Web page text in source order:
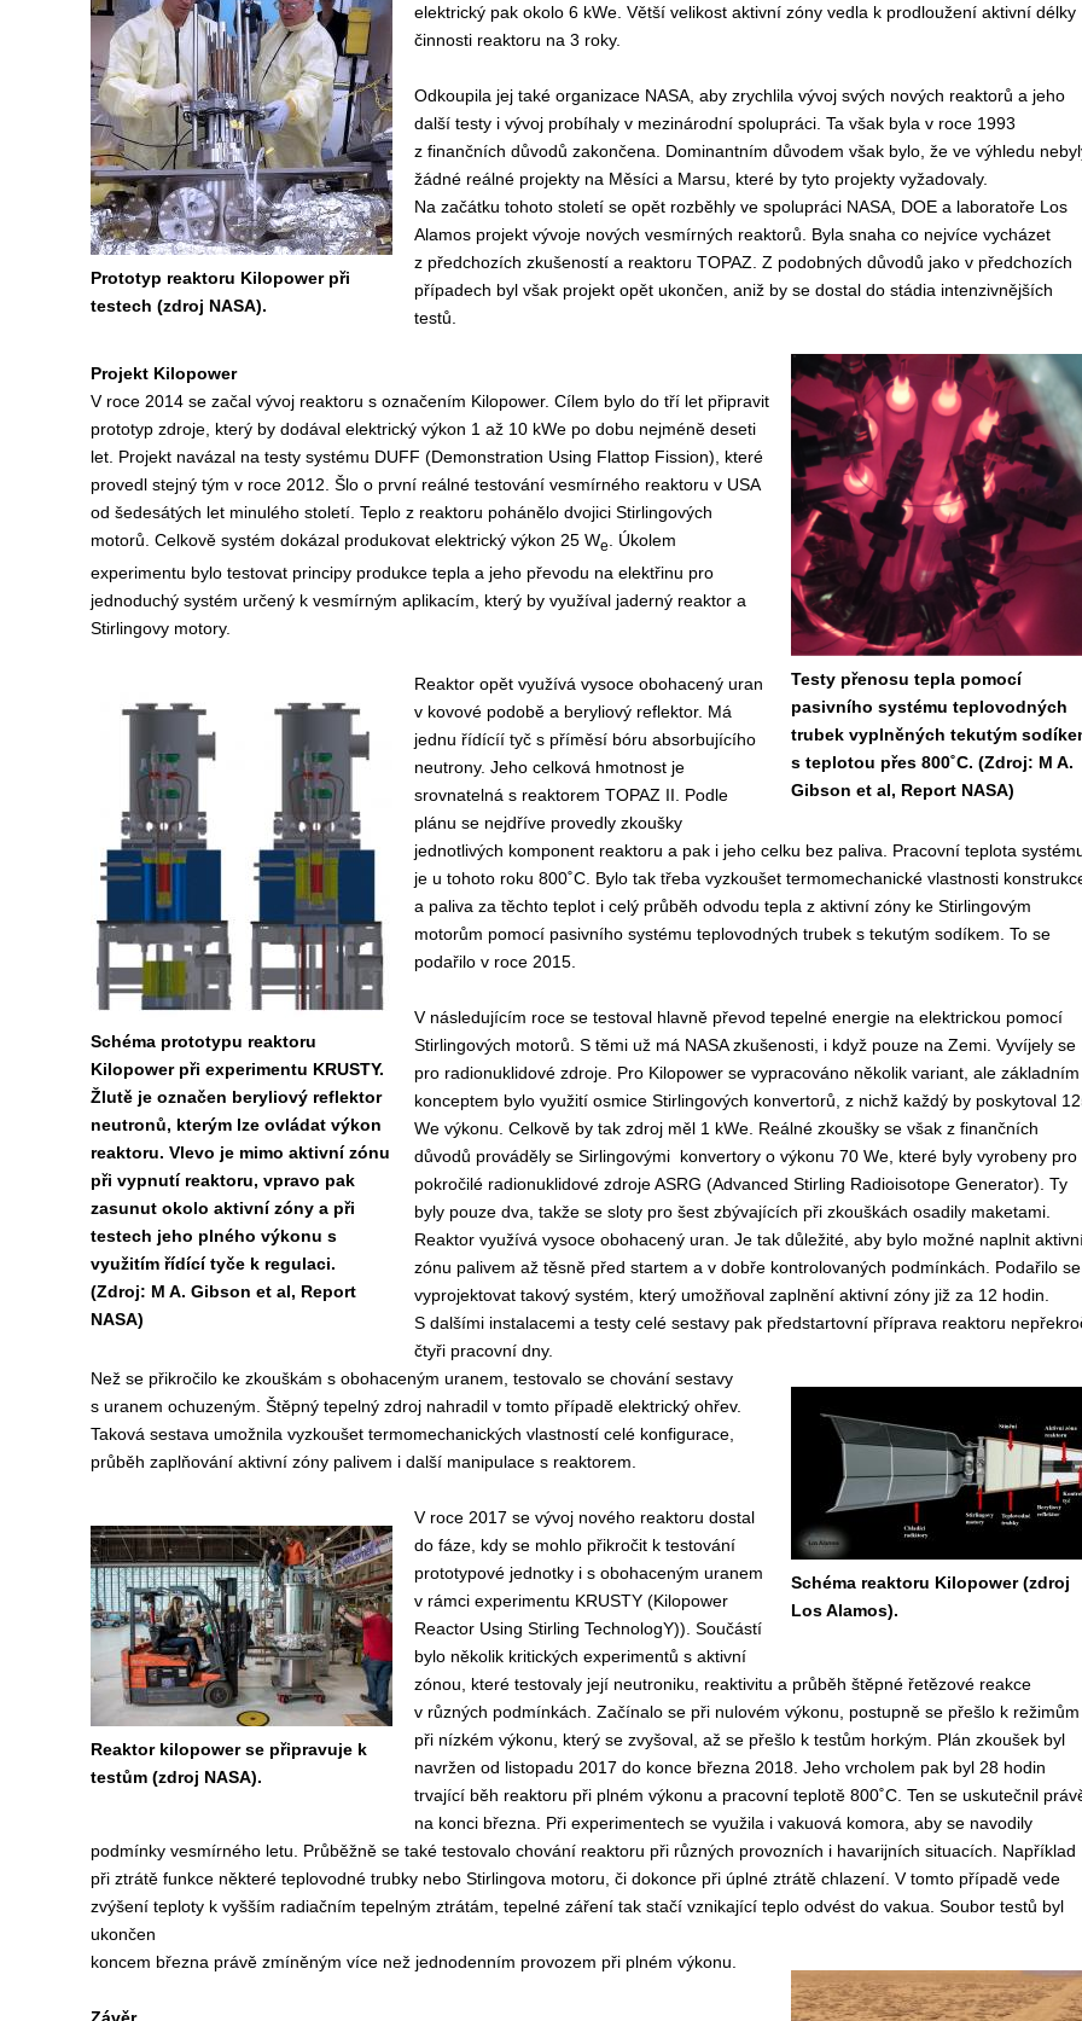
Prototyp reaktoru Kilopower při
testech (zdroj NASA).
elektrický pak okolo 6 kWe. Větší velikost aktivní zóny vedla k prodloužení aktivní délky
činnosti reaktoru na 3 roky.
Odkoupila jej také organizace NASA, aby zrychlila vývoj svých nových reaktorů a jeho
další testy i vývoj probíhaly v mezinárodní spolupráci. Ta však byla v roce 1993
z finančních důvodů zakončena. Dominantním důvodem však bylo, že ve výhledu
žádné reálné projekty na Měsíci a Marsu, které by tyto projekty vyžadovaly.
Na začátku tohoto století se opět rozběhly ve spolupráci NASA, DOE a laboratoře Los
Alamos projekt vývoje nových vesmírných reaktorů. Byla snaha co nejvíce vycházet
z předchozích zkušeností a reaktoru TOPAZ. Z podobných důvodů jako v předchozích
případech byl však projekt opět ukončen, aniž by se dostal do stádia intenzivnějších
testů.
Testy přenosu tepla pomocí
pasivního systému teplovodných
trubek vyplněných tekutým
s teplotou přes 800˚C. (Zdroj: M A.
Gibson et al, Report NASA)
Projekt Kilopower
V roce 2014 se začal vývoj reaktoru s označením Kilopower. Cílem bylo do tří let připravit
prototyp zdroje, který by dodával elektrický výkon 1 až 10 kWe po dobu nejméně deseti
let. Projekt navázal na testy systému DUFF (Demonstration Using Flattop Fission), které
provedl stejný tým v roce 2012. Šlo o první reálné testování vesmírného reaktoru v USA
od šedesátých let minulého století. Teplo z reaktoru pohánělo dvojici Stirlingových
motorů. Celkově systém dokázal produkovat elektrický výkon 25 We
. Úkolem
experimentu bylo testovat principy produkce tepla a jeho převodu na elektřinu pro
jednoduchý systém určený k vesmírným aplikacím, který by využíval jaderný reaktor a
Stirlingovy motory.
Schéma prototypu reaktoru
Kilopower při experimentu KRUSTY.
Žlutě je označen beryliový reflektor
neutronů, kterým lze ovládat výkon
reaktoru. Vlevo je mimo aktivní zónu
při vypnutí reaktoru, vpravo pak
zasunut okolo aktivní zóny a při
testech jeho plného výkonu s
využitím řídící tyče k regulaci.
(Zdroj: M A. Gibson et al, Report
NASA)
Reaktor opět využívá vysoce obohacený uran
v kovové podobě a beryliový reflektor. Má
jednu řídícíí tyč s příměsí bóru absorbujícího
neutrony. Jeho celková hmotnost je
srovnatelná s reaktorem TOPAZ II. Podle
plánu se nejdříve provedly zkoušky
jednotlivých komponent reaktoru a pak i jeho celku bez paliva. Pracovní teplota
je u tohoto roku 800˚C. Bylo tak třeba vyzkoušet termomechanické vlastnosti
a paliva za těchto teplot i celý průběh odvodu tepla z aktivní zóny ke Stirlingovým
motorům pomocí pasivního systému teplovodných trubek s tekutým sodíkem. To se
podařilo v roce 2015.
V následujícím roce se testoval hlavně převod tepelné energie na elektrickou pomocí
Stirlingových motorů. S těmi už má NASA zkušenosti, i když pouze na Zemi. Vyvíjely se
pro radionuklidové zdroje. Pro Kilopower se vypracováno několik variant, ale základním
konceptem bylo využití osmice Stirlingových konvertorů, z nichž každý by poskytoval
We výkonu. Celkově by tak zdroj měl 1 kWe. Reálné zkoušky se však z finančních
důvodů prováděly se Sirlingovými konvertory o výkonu 70 We, které byly vyrobeny pro
pokročilé radionuklidové zdroje ASRG (Advanced Stirling Radioisotope Generator). Ty
byly pouze dva, takže se sloty pro šest zbývajících při zkouškách osadily maketami.
Reaktor využívá vysoce obohacený uran. Je tak důležité, aby bylo možné naplnit
zónu palivem až těsně před startem a v dobře kontrolovaných podmínkách. Podařilo se
vyprojektovat takový systém, který umožňoval zaplnění aktivní zóny již za 12 hodin.
S dalšími instalacemi a testy celé sestavy pak předstartovní příprava reaktoru
čtyři pracovní dny.
Schéma reaktoru Kilopower (zdroj
Los Alamos).
Než se přikročilo ke zkouškám s obohaceným uranem, testovalo se chování sestavy
s uranem ochuzeným. Štěpný tepelný zdroj nahradil v tomto případě elektrický ohřev.
Taková sestava umožnila vyzkoušet termomechanických vlastností celé konfigurace,
průběh zaplňování aktivní zóny palivem i další manipulace s reaktorem.
Reaktor kilopower se připravuje k
testům (zdroj NASA).
V roce 2017 se vývoj nového reaktoru dostal
do fáze, kdy se mohlo přikročit k testování
prototypové jednotky i s obohaceným uranem
v rámci experimentu KRUSTY (Kilopower
Reactor Using Stirling TechnologY)). Součástí
bylo několik kritických experimentů s aktivní
zónou, které testovaly její neutroniku, reaktivitu a průběh štěpné řetězové reakce
v různých podmínkách. Začínalo se při nulovém výkonu, postupně se přešlo k režimům
při nízkém výkonu, který se zvyšoval, až se přešlo k testům horkým. Plán zkoušek byl
navržen od listopadu 2017 do konce března 2018. Jeho vrcholem pak byl 28 hodin
trvající běh reaktoru při plném výkonu a pracovní teplotě 800˚C. Ten se uskutečnil
na konci března. Při experimentech se využila i vakuová komora, aby se navodily
podmínky vesmírného letu. Průběžně se také testovalo chování reaktoru při různých provozních i havarijních situacích. Například
při ztrátě funkce některé teplovodné trubky nebo Stirlingova motoru, či dokonce při úplné ztrátě chlazení. V tomto případě vede
zvýšení teploty k vyšším radiačním tepelným ztrátám, tepelné záření tak stačí vznikající teplo odvést do vakua. Soubor testů byl
ukončen
koncem března právě zmíněným více než jednodenním provozem při plném výkonu.
Závěr